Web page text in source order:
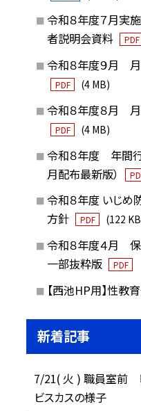
令和８年度７月
者説明会資料
PDF
令和８年度９月
PDF (4 MB)
令和８年度８月
PDF (4 MB)
令和８年度 年間行
月配布最新版）
令和８年度 いじめ
方針
PDF (122
令和８年度４月
一部抜粋版
PDF
【西池HP用】性教
新着記事
7/21( 火 ) 職員室前
ビスカスの様子